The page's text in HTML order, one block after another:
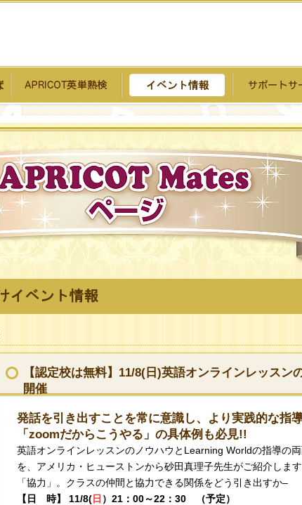
【認定校は無料】11/8(日)英語オンラインレッス
開催
発話を引き出すことを常に意識し、より実践的な指導
「zoomだからこうやる」の具体例も必見!!
英語オンラインレッスンのノウハウとLearning Worldの指導の
を、アメリカ・ヒューストンから砂田真理子先生がご紹介しま
「協力」。クラスの仲間と協力できる関係をどう引き出すか–
【日 時】 11/8(日 ）21：00～22：30 （予定）